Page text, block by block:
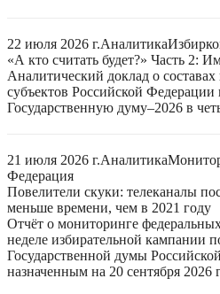
22 июля 2026 г.Аналитика
«А кто считать будет?» Часть 2:
Аналитический доклад о
субъектов Российской Федерации
Государственную думу–2026 в
21 июля 2026 г.Аналитика
Федерация
Повелители скуки: телеканалы
меньше времени, чем в 2021 году
Отчёт о мониторинге
неделе избирательной кампании
Государственной думы
назначенным на 20 сентября 2026